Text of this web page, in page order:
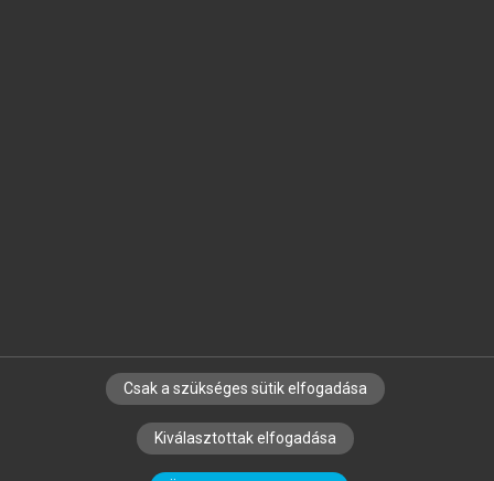
SZERZŐKNEK CÉGEKNEK KÖNYVTÁROSOKNAK
SZERKESZTÉSI ÉS LEKTORÁLÁSI ALAPELVEK
Csak a szükséges sütik elfogadása
Kiválasztottak elfogadása